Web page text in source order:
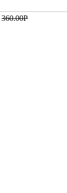
360.00Р